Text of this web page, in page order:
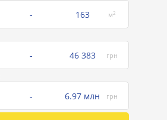
- 163 м2
- 46 383 грн
- 6.97 млн грн